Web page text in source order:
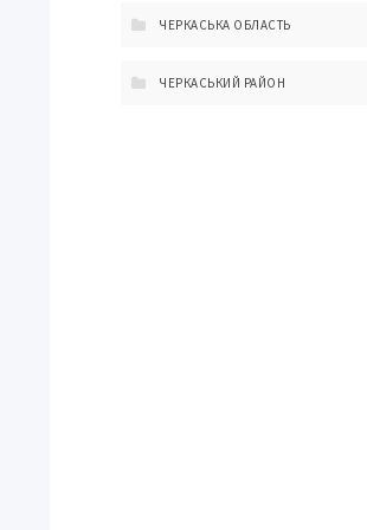
ЧЕРКАСЬКА ОБЛАСТЬ
ЧЕРКАСЬКИЙ РАЙОН